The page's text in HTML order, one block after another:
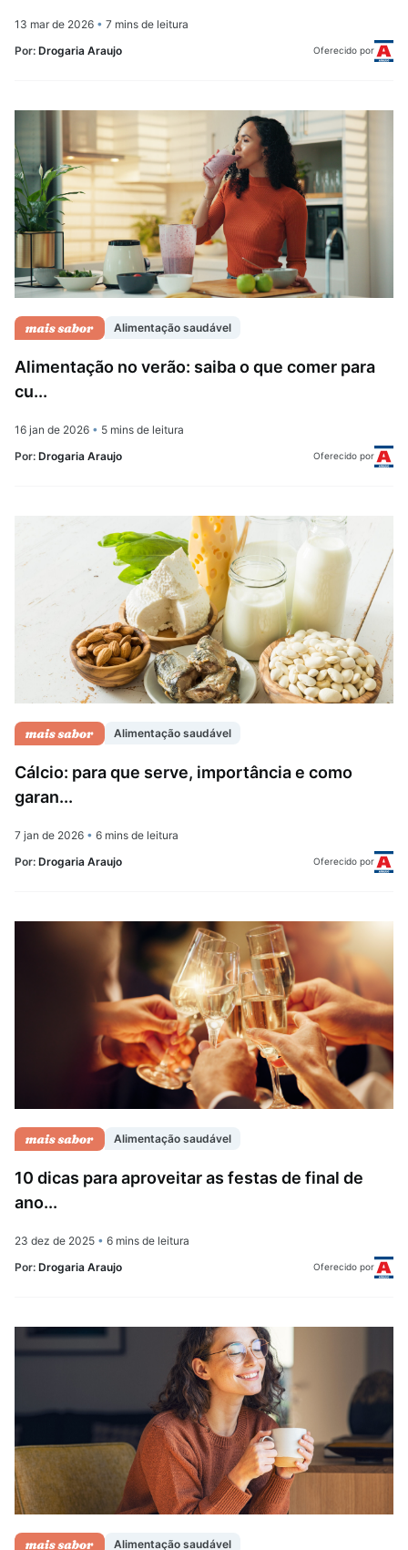
13 mar de 2026 • 7 mins de leitura
Por: Drogaria Araujo Oferecido por
Alimentação saudável
Alimentação no verão: saiba o que comer para
cu...
16 jan de 2026 • 5 mins de leitura
Por: Drogaria Araujo Oferecido por
Alimentação saudável
Cálcio: para que serve, importância e como
garan...
7 jan de 2026 • 6 mins de leitura
Por: Drogaria Araujo Oferecido por
Alimentação saudável
10 dicas para aproveitar as festas de final de
ano...
23 dez de 2025 • 6 mins de leitura
Por: Drogaria Araujo Oferecido por
Alimentação saudável